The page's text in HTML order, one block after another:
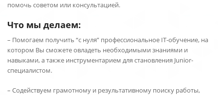
помочь советом или консультацией.
Что мы делаем:
– Помогаем получить “с нуля” профессиональное IT-обучение, на
котором Вы сможете овладеть необходимыми знаниями и
навыками, а также инструментарием для становления Junior-
специалистом.
– Содействуем грамотному и результативному поиску работы,